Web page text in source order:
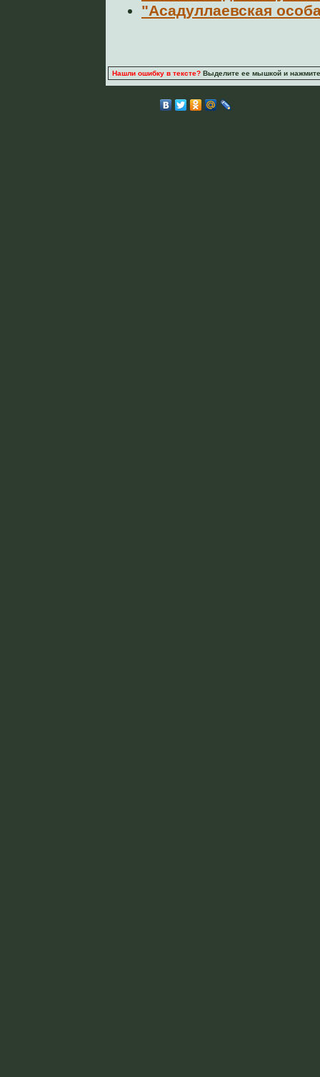
"Асадуллаевская
Нашли ошибку в тексте?Выделите ее мышкой и нажмите